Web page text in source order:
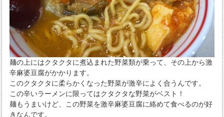
麺の上にはクタクタに煮込まれた野菜類が乗って、その上から激
辛麻婆豆腐がかかります。
このクタクタに柔らかくなった野菜が激辛によく合うんです。
この辛いラーメンに限ってはクタクタな野菜がベスト！
麺もうまいけど、この野菜を激辛麻婆豆腐に絡めて食べるのが好
きなんです。